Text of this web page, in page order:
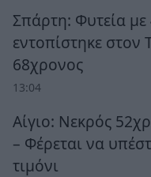
Σπάρτη: Φυτεία
εντοπίστηκε στον
68χρονος
13:04
Αίγιο: Νεκρός
– Φέρεται να
τιμόνι